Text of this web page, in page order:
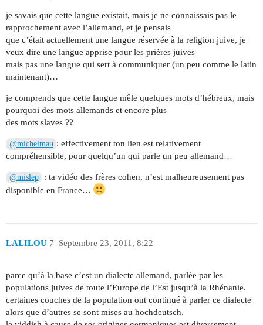
je savais que cette langue existait, mais je ne connaissais pas le
rapprochement avec l’allemand, et je pensais
que c’était actuellement une langue réservée à la religion juive, je
veux dire une langue apprise pour les prières juives
mais pas une langue qui sert à communiquer (un peu comme le latin
maintenant)…
je comprends que cette langue mêle quelques mots d’hébreux, mais
pourquoi des mots allemands et encore plus
des mots slaves ??
@michelmau : effectivement ton lien est relativement
compréhensible, pour quelqu’un qui parle un peu allemand…
@mislep
: ta vidéo des frères cohen, n’est malheureusement pas
disponible en France…
LALILOU Septembre 23, 2011, 8:22
7
parce qu’à la base c’est un dialecte allemand, parlée par les
populations juives de toute l’Europe de l’Est jusqu’à la Rhénanie.
certaines couches de la population ont continué à parler ce dialecte
alors que d’autres se sont mises au hochdeutsch.